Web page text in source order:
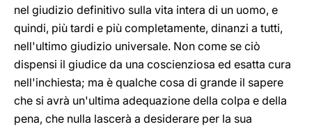
nel giudizio definitivo sulla vita intera di un uomo, e
quindi, più tardi e più completamente, dinanzi a tutti,
nell'ultimo giudizio universale. Non come se ciò
dispensi il giudice da una coscienziosa ed esatta cura
nell'inchiesta; ma è qualche cosa di grande il sapere
che si avrà un'ultima adequazione della colpa e della
pena, che nulla lascerà a desiderare per la sua